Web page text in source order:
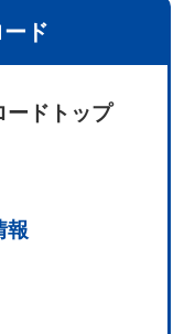
ド
ードトップ
報